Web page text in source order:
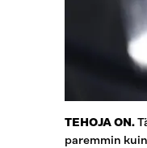
TEHOJA ON.
paremmin